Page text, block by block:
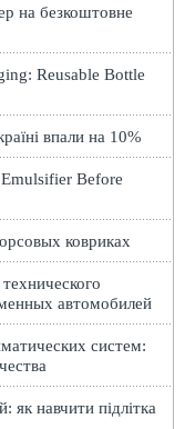
на безкоштовне
Reusable Bottle
впали на 10%
Before
ковриках
автомобилей
систем:
як навчити підлітка